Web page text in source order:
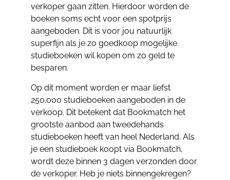
verkoper gaan zitten. Hierdoor worden de
boeken soms echt voor een spotprijs
aangeboden. Dit is voor jou natuurlijk
superfijn als je zo goedkoop mogelijke
studieboeken wil kopen om zo geld te
besparen.
Op dit moment worden er maar liefst
250.000 studieboeken aangeboden in de
verkoop. Dit betekent dat Bookmatch het
grootste aanbod aan tweedehands
studieboeken heeft van heel Nederland. Als
je een studieboek koopt via Bookmatch,
wordt deze binnen 3 dagen verzonden door
de verkoper. Heb je niets binnengekregen?